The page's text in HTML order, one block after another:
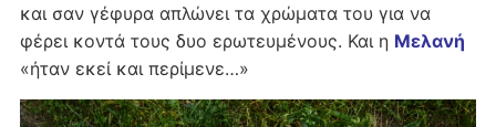
και σαν γέφυρα απλώνει τα χρώματα του για να
φέρει κοντά τους δυο ερωτευμένους. Και η Μελανή
«ήταν εκεί και περίμενε…»